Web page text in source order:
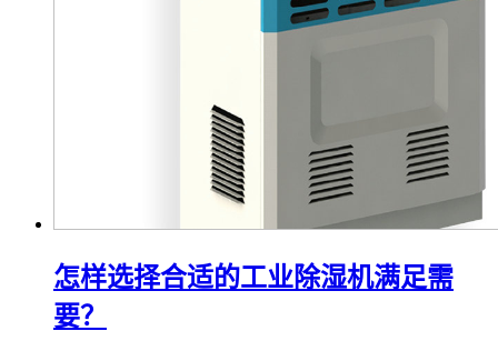
怎样选择合适的工业除湿机满足需
要？